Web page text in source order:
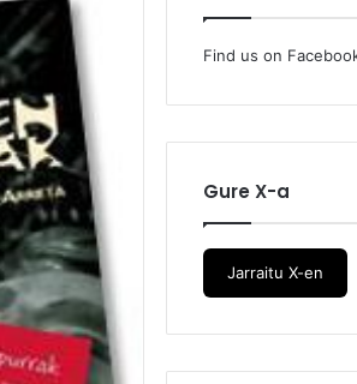
Find us on
Gure X-a
Jarraitu X-en